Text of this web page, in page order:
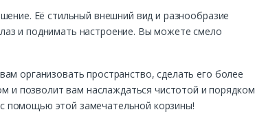
Её стильный внешний вид и разнообразие
и поднимать настроение. Вы можете смело
организовать пространство, сделать его более
позволит вам наслаждаться чистотой и порядком
помощью этой замечательной корзины!